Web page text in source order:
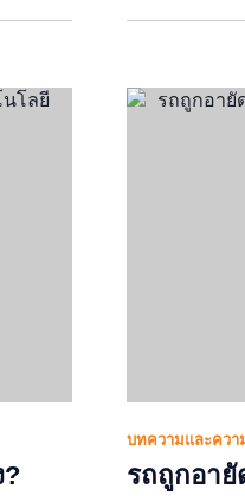
บทความและควา
รถถูกอายั